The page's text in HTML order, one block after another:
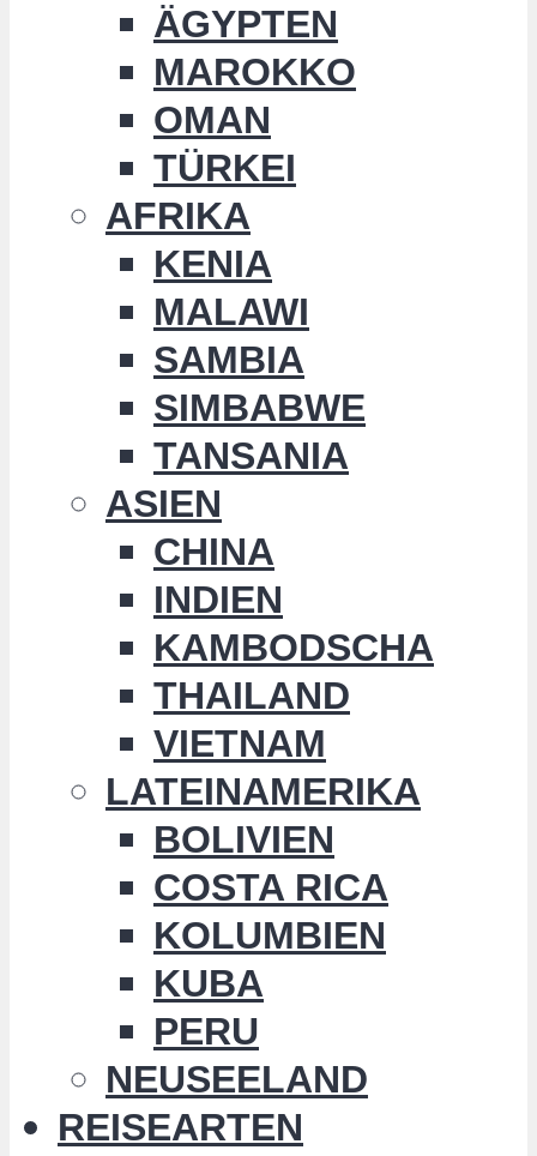
ÄGYPTEN
MAROKKO
OMAN
TÜRKEI
AFRIKA
KENIA
MALAWI
SAMBIA
SIMBABWE
TANSANIA
ASIEN
CHINA
INDIEN
KAMBODSCHA
THAILAND
VIETNAM
LATEINAMERIKA
BOLIVIEN
COSTA RICA
KOLUMBIEN
KUBA
PERU
NEUSEELAND
REISEARTEN